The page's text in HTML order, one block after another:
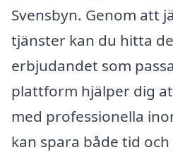
Svensbyn. Genom att
tjänster kan du hitta
erbjudandet som
plattform hjälper dig
med professionella
kan spara både tid